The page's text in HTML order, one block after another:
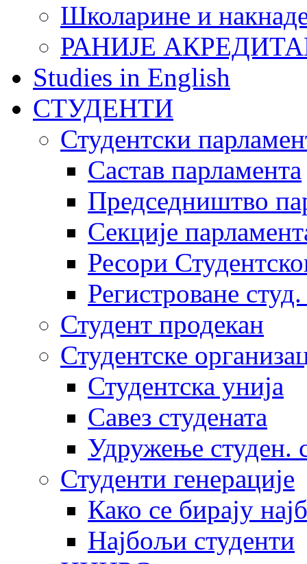
Школарине и
РАНИЈЕ
Studies in English
СТУДЕНТИ
Студентски
Састав парламента
Председништво
Секције
Ресори
Регистроване
Студент продекан
Студентске
Студентска унија
Савез студената
Удружење студен.
Студенти генерације
Како се бирају
Најбољи студенти